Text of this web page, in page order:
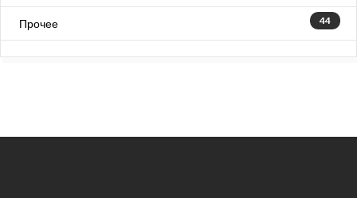
44
Прочее